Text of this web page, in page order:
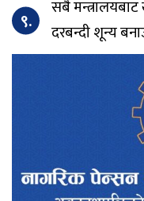
९.
सबै मन्त्रालयबाट
दरबन्दी शून्य